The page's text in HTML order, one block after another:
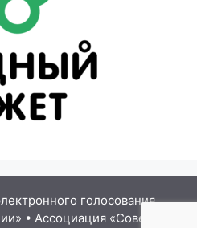
голосования
• Ассоциация «Совет